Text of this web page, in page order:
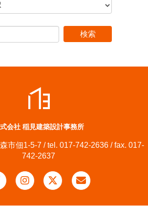
会社 稲見建築設計事務所
市佃1-5-7 / tel. 017-742-2636 / fax. 017-
742-2637